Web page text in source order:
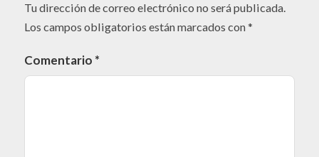
Tu dirección de correo electrónico no será publicada.
Los campos obligatorios están marcados con*
Comentario *